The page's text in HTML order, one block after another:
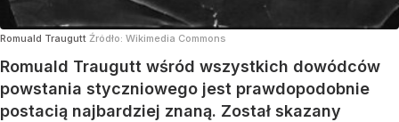
Romuald Traugutt Źródło: Wikimedia Commons
Romuald Traugutt wśród wszystkich dowódców
powstania styczniowego jest prawdopodobnie
postacią najbardziej znaną. Został skazany